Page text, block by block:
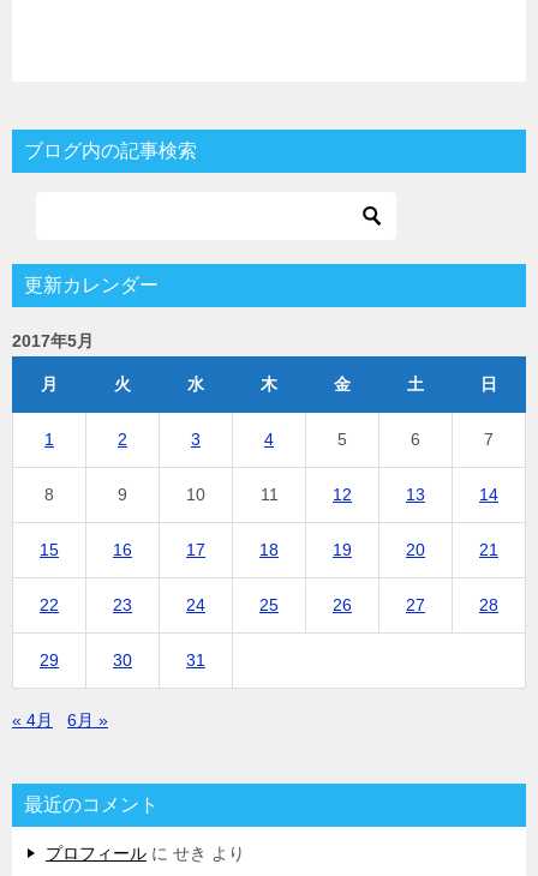
ブログ内の記事検索
更新カレンダー
2017年5月
月 火 水 木 金 土 日
1 2 3 4 5 6 7
8 9 10 11 12 13 14
15 16 17 18 19 20 21
22 23 24 25 26 27 28
29 30 31
« 4月 6月 »
最近のコメント
プロフィール に せき より